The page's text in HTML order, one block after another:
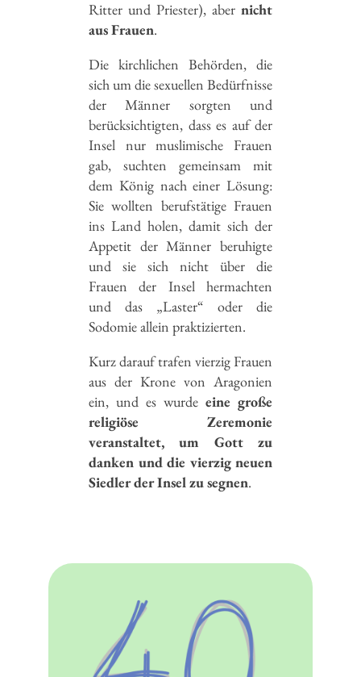
Ritter und Priester), aber nicht
aus Frauen.
Die kirchlichen Behörden, die
sich um die sexuellen Bedürfnisse
der Männer sorgten und
berücksichtigten, dass es auf der
Insel nur muslimische Frauen
gab, suchten gemeinsam mit
dem König nach einer Lösung:
Sie wollten berufstätige Frauen
ins Land holen, damit sich der
Appetit der Männer beruhigte
und sie sich nicht über die
Frauen der Insel hermachten
und das „Laster“ oder die
Sodomie allein praktizierten.
Kurz darauf trafen vierzig Frauen
aus der Krone von Aragonien
ein, und es wurde eine große
religiöse Zeremonie
veranstaltet, um Gott zu
danken und die vierzig neuen
Siedler der Insel zu segnen.